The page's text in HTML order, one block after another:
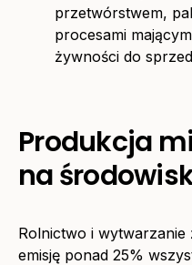
przetwórstwem,
procesami
żywności do
Produkcja
na
Rolnictwo i
emisję ponad 25%